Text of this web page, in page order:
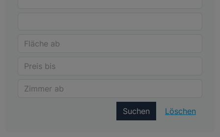
Suchen Löschen